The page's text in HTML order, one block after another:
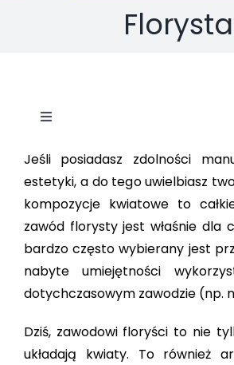
STRONA GŁÓWNA
AKTUALNOŚCI
DOKUMENTY DO POBRANIA
STACJA KONTROLI POJAZDÓW
KONTAKT
SZUKAJ
Florysta
Toggle
FLORYSTA
FRYZJER
KRAWIEC
Jeśli posiadasz zdolności
estetyki, a do tego uwielbiasz
kompozycje kwiatowe to
zawód florysty jest właśnie dla
bardzo często wybierany jest
nabyte umiejętności
dotychczasowym zawodzie (np.
Dziś, zawodowi floryści to nie
układają kwiaty. To również